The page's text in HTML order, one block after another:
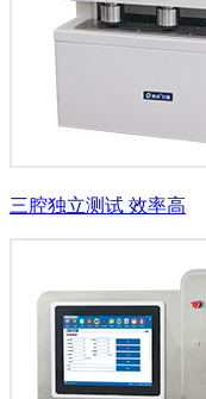
三腔独立测试 效率高